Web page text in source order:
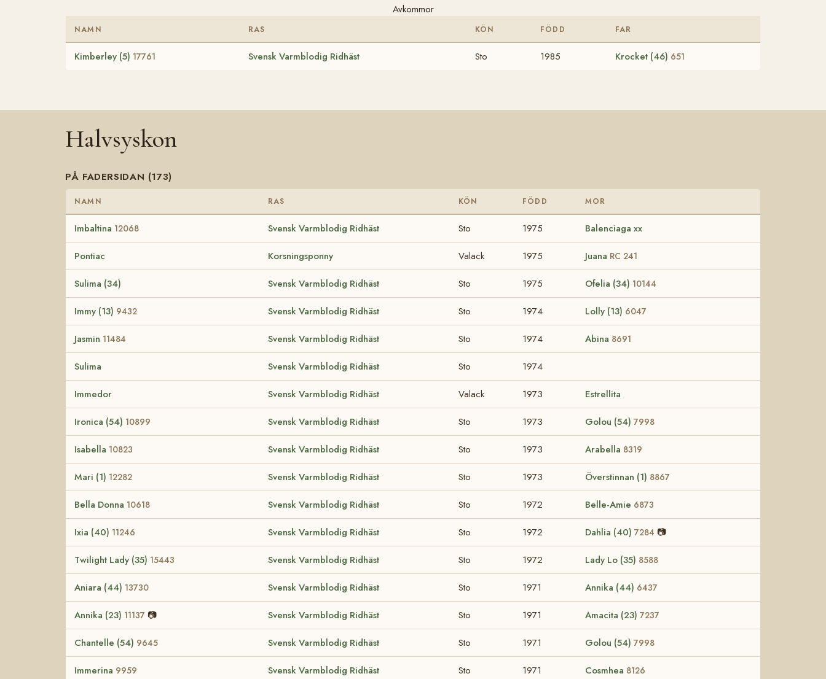
Avkommor
NAMN RAS KÖN FÖDD FAR
Kimberley (5) 17761 Svensk Varmblodig Ridhäst Sto 1985 Krocket (46) 651
Halvsyskon
PÅ FADERSIDAN (173)
NAMN RAS KÖN FÖDD MOR
Imbaltina 12068 Svensk Varmblodig Ridhäst Sto 1975 Balenciaga xx
Pontiac Korsningsponny Valack 1975 Juana RC 241
Sulima (34) Svensk Varmblodig Ridhäst Sto 1975 Ofelia (34) 10144
Immy (13) 9432 Svensk Varmblodig Ridhäst Sto 1974 Lolly (13) 6047
Jasmin 11484 Svensk Varmblodig Ridhäst Sto 1974 Abina 8691
Sulima Svensk Varmblodig Ridhäst Sto 1974
Immedor Svensk Varmblodig Ridhäst Valack 1973 Estrellita
Ironica (54) 10899 Svensk Varmblodig Ridhäst Sto 1973 Golou (54) 7998
Isabella 10823 Svensk Varmblodig Ridhäst Sto 1973 Arabella 8319
Mari (1) 12282 Svensk Varmblodig Ridhäst Sto 1973 Överstinnan (1) 8867
Bella Donna 10618 Svensk Varmblodig Ridhäst Sto 1972 Belle-Amie 6873
Ixia (40) 11246 Svensk Varmblodig Ridhäst Sto 1972 Dahlia (40) 7284 📷
Twilight Lady (35) 15443 Svensk Varmblodig Ridhäst Sto 1972 Lady Lo (35) 8588
Aniara (44) 13730 Svensk Varmblodig Ridhäst Sto 1971 Annika (44) 6437
Annika (23) 11137 📷 Svensk Varmblodig Ridhäst Sto 1971 Amacita (23) 7237
Chantelle (54) 9645 Svensk Varmblodig Ridhäst Sto 1971 Golou (54) 7998
Immerina 9959 Svensk Varmblodig Ridhäst Sto 1971 Cosmhea 8126